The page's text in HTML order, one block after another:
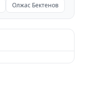
Олжас Бектенов